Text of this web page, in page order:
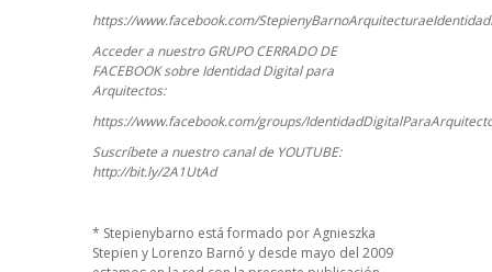
https://www.facebook.com/
Acceder a nuestro GRUPO CERRADO DE
FACEBOOK sobre Identidad Digital para
Arquitectos:
https://www.facebook.com/groups/
Suscríbete a nuestro canal de YOUTUBE:
http://bit.ly/2A1UtAd
* Stepienybarno está formado por Agnieszka
Stepien y Lorenzo Barnó y desde mayo del 2009